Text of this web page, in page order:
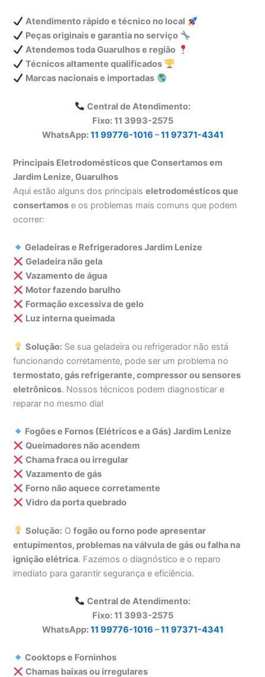
Atendimento rápido e técnico no local
Peças originais e garantia no serviço
Atendemos toda Guarulhos e região
Técnicos altamente qualificados
Marcas nacionais e importadas
Central de Atendimento:
Fixo: 11 3993-2575
WhatsApp:11 99776-1016 –11 97371-4341
Principais Eletrodomésticos que Consertamos em
Jardim Lenize, Guarulhos
Aqui estão alguns dos principaiseletrodomésticos que
consertamos e os problemas mais comuns que podem
ocorrer:
Geladeiras e Refrigeradores Jardim Lenize
Geladeira não gela
Vazamento de água
Motor fazendo barulho
Formação excessiva de gelo
Luz interna queimada
Solução: Se sua geladeira ou refrigerador não está
funcionando corretamente, pode ser um problema no
termostato, gás refrigerante, compressor ou sensores
eletrônicos. Nossos técnicos podem diagnosticar e
reparar no mesmo dia!
Fogões e Fornos (Elétricos e a Gás) Jardim Lenize
Queimadores não acendem
Chama fraca ou irregular
Vazamento de gás
Forno não aquece corretamente
Vidro da porta quebrado
Solução: Ofogão ou forno pode apresentar
entupimentos, problemas na válvula de gás ou falha na
ignição elétrica. Fazemos o diagnóstico e o reparo
imediato para garantir segurança e eficiência.
Central de Atendimento:
Fixo: 11 3993-2575
WhatsApp:11 99776-1016 –11 97371-4341
Cooktops e Forninhos
Chamas baixas ou irregulares